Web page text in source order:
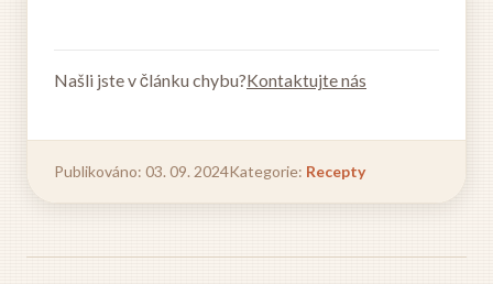
Našli jste v článku chybu?Kontaktujte nás
Publikováno: 03. 09. 2024Kategorie: Recepty